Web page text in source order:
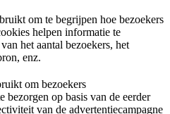
om te begrijpen hoe bezoekers
helpen informatie te
het aantal bezoekers, het
enz.
om bezoekers
bezorgen op basis van de eerder
van de advertentiecampagne